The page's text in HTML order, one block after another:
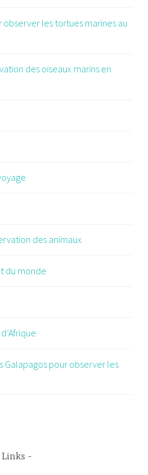
les tortues marines au
des oiseaux marins en
des animaux
du monde
Galapagos pour observer les
Links